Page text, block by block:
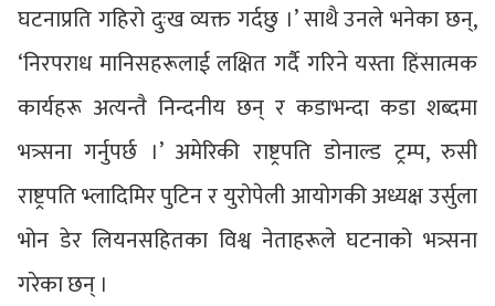
घटनाप्रति गहिरो दुःख व्यक्त गर्दछु ।’ साथै उनले भनेका छन्,
‘निरपराध मानिसहरूलाई लक्षित गर्दै गरिने यस्ता हिंसात्मक
कार्यहरू अत्यन्तै निन्दनीय छन् र कडाभन्दा कडा शब्दमा
भत्र्सना गर्नुपर्छ ।’ अमेरिकी राष्ट्रपति डोनाल्ड ट्रम्प, रुसी
राष्ट्रपति भ्लादिमिर पुटिन र युरोपेली आयोगकी अध्यक्ष उर्सुला
भोन डेर लियनसहितका विश्व नेताहरूले घटनाको भत्र्सना
गरेका छन् ।